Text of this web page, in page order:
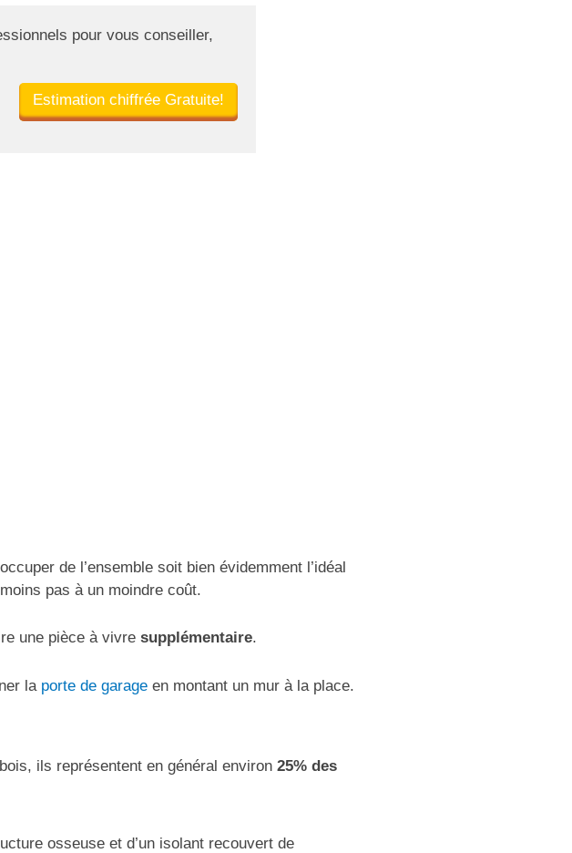
pour vous conseiller,
Estimation chiffrée Gratuite!
de l’ensemble soit bien évidemment l’idéal
pas à un moindre coût.
une pièce à vivresupplémentaire.
la porte de garageen montant un mur à la place.
ils représentent en général environ 25% des
osseuse et d’un isolant recouvert de